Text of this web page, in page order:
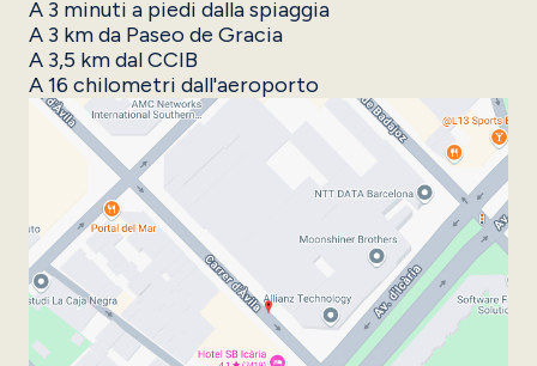
A 3 minuti a piedi dalla spiaggia
A 3 km da Paseo de Gracia
A 3,5 km dal CCIB
A 16 chilometri dall'aeroporto